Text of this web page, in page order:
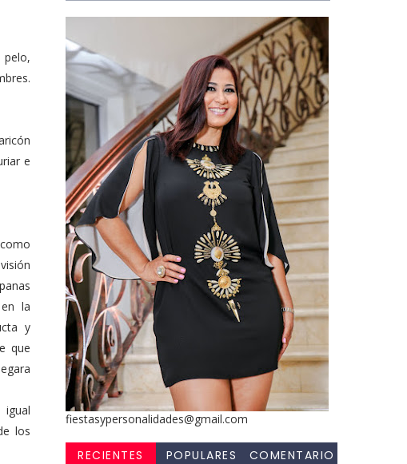
e
la
y
que
igual
los
fiestasypersonalidades@gmail.com
RECIENTES POPULARES
COMENTARIO